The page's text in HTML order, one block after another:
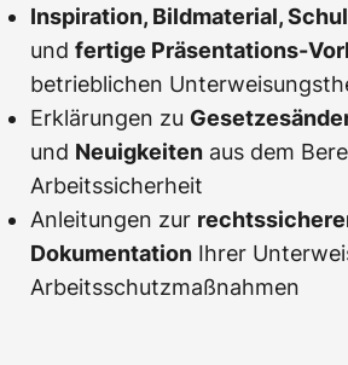
Inspiration, Bildmaterial,
und fertige Präsentations-
betrieblichen
Erklärungen zu
und Neuigkeiten aus dem
Arbeitssicherheit
Anleitungen zur
Dokumentation Ihrer
Arbeitsschutzmaßnahmen